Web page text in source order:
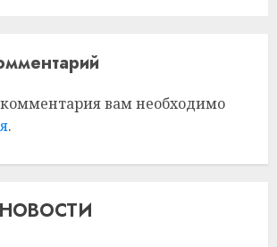
вам необходимо
.